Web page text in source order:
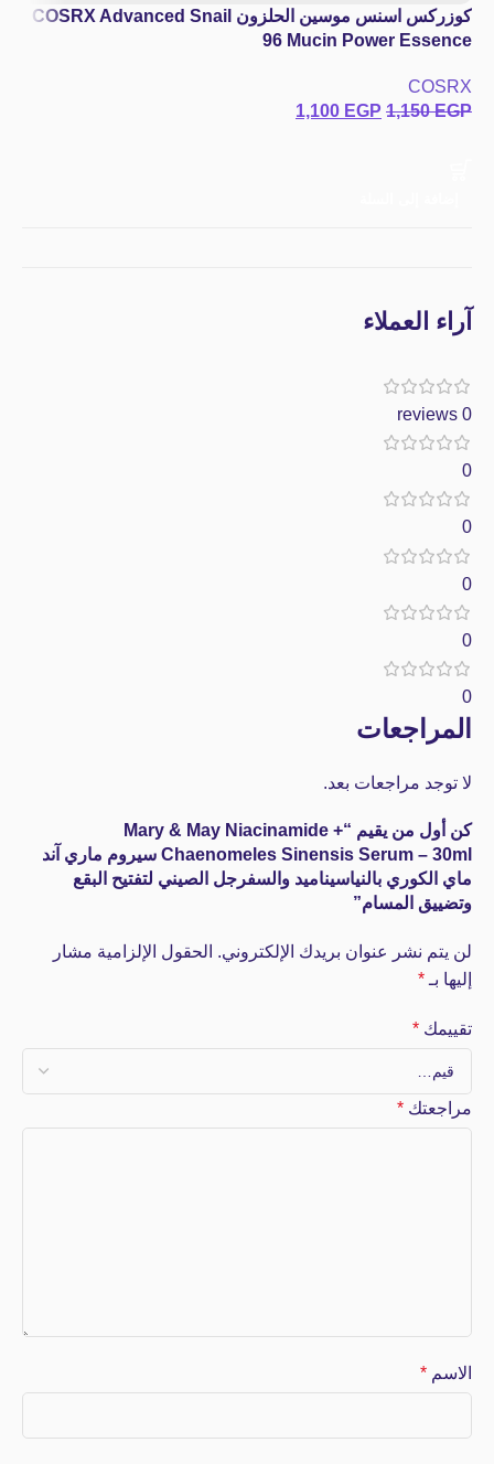
كوزركس اسنس موسين الحلزون COSRX Advanced Snail
96 Mucin Power Essence
COSRX
1,150EGP
1,100 EGP
آراء العملاء
0 reviews
0
0
0
0
0
المراجعات
لا توجد مراجعات بعد.
كن أول من يقيم “Mary & May Niacinamide +
Chaenomeles Sinensis Serum – 30ml سيروم ماري آند
ماي الكوري بالنياسيناميد والسفرجل الصيني لتفتيح البقع
وتضييق المسام”
لن يتم نشر عنوان بريدك الإلكتروني. الحقول الإلزامية مشار
إليها بـ *
تقييمك *
مراجعتك *
الاسم *